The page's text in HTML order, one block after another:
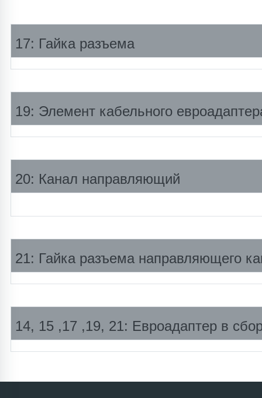
17: Гайка разъема
19: Элемент кабельного
20: Канал направляющий
21: Гайка разъема направляющего
14, 15 ,17 ,19, 21: Евроадаптер в